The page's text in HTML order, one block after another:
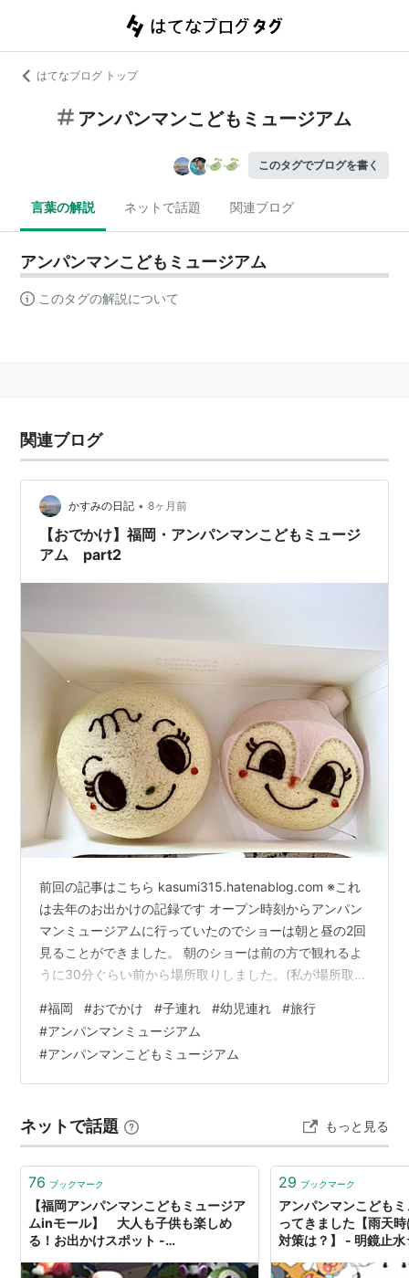
はてなブログ トップ
アンパンマンこどもミュージアム
このタグでブログを書く
言葉の解説 ネットで話題 関連ブログ
アンパンマンこどもミュージアム
このタグの解説について
関連ブログ
かすみの日記 • 8ヶ月前
【おでかけ】福岡・アンパンマンこどもミュージ
アム part2
前回の記事はこちら kasumi315.hatenablog.com ※これ
は去年のお出かけの記録です オープン時刻からアンパン
マンミュージアムに行っていたのでショーは朝と昼の2回
見ることができました。 朝のショーは前の方で観れるよ
うに30分ぐらい前から場所取りしました。(私が場所取り
り、子どもがアンパンマンと一緒に楽しむ感じでした♪ 私
が席取りしている間は、お砂遊びできる場所や大きなア
ンパンマンボールがある場所で遊んでいたようです。 そ
の後昼食を取ったのですが、ショー終わりということも
し…
#福岡 #おでかけ #子連れ #幼児連れ #旅行
#アンパンマンミュージアム
#アンパンマンこどもミュージアム
ネットで話題 もっと見る
76 ブックマーク
【福岡アンパンマンこどもミュージア
ムinモール】 大人も子供も楽しめ
る！お出かけスポット -
29 ブックマーク
アンパンマンこども
ってきました【雨天
対策は？】 - 明鏡止